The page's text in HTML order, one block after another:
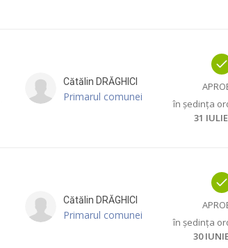
Cătălin DRĂGHICI
Primarul comunei
în ședința
31
Cătălin DRĂGHICI
Primarul comunei
în ședința
30